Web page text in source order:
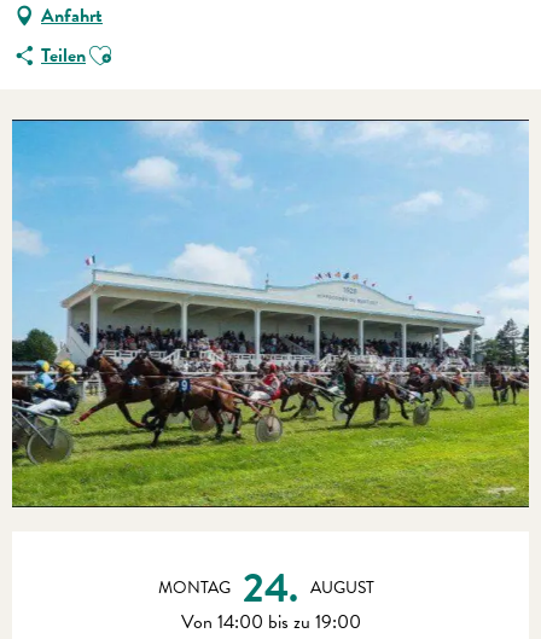
Anfahrt
TeilenAjouter aux favoris
MONTAG 24. AUGUST
Von 14:00 bis zu 19:00